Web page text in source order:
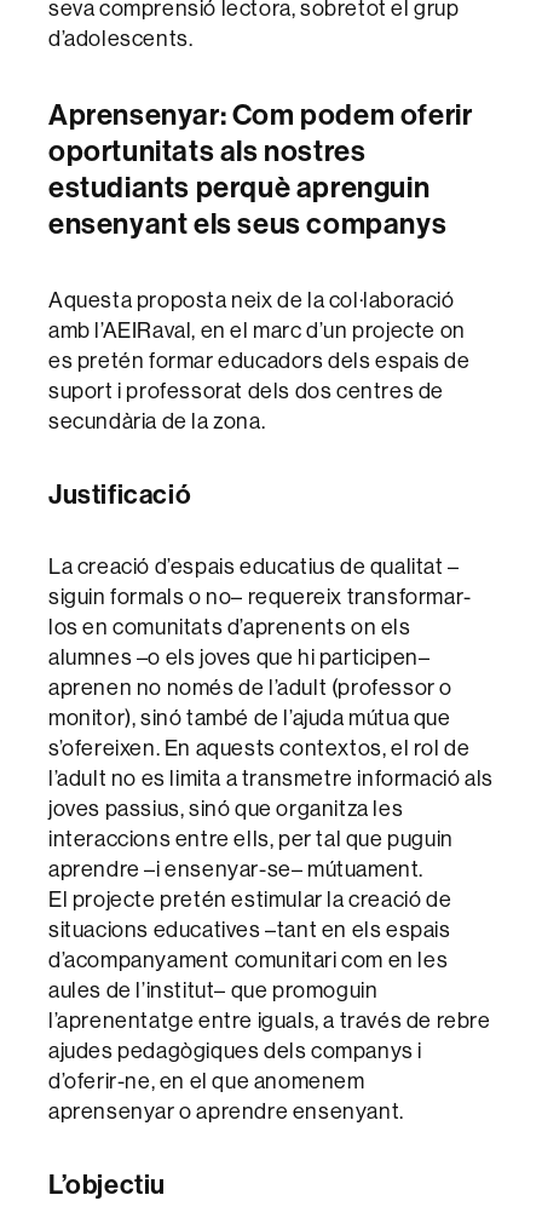
seva comprensió lectora, sobretot el grup
d’adolescents.
Aprensenyar: Com podem oferir
oportunitats als nostres
estudiants perquè aprenguin
ensenyant els seus companys
Aquesta proposta neix de la col·laboració
amb l’AEIRaval, en el marc d’un projecte on
es pretén formar educadors dels espais de
suport i professorat dels dos centres de
secundària de la zona.
Justificació
La creació d’espais educatius de qualitat –
siguin formals o no– requereix transformar-
los en comunitats d’aprenents on els
alumnes –o els joves que hi participen–
aprenen no només de l’adult (professor o
monitor), sinó també de l’ajuda mútua que
s’ofereixen. En aquests contextos, el rol de
l’adult no es limita a transmetre informació als
joves passius, sinó que organitza les
interaccions entre ells, per tal que puguin
aprendre –i ensenyar-se– mútuament.
El projecte pretén estimular la creació de
situacions educatives –tant en els espais
d’acompanyament comunitari com en les
aules de l’institut– que promoguin
l’aprenentatge entre iguals, a través de rebre
ajudes pedagògiques dels companys i
d’oferir-ne, en el que anomenem
aprensenyar o aprendre ensenyant.
L’objectiu